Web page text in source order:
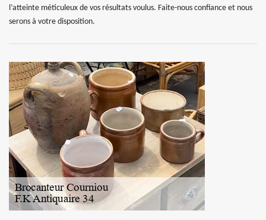
l’atteinte méticuleux de vos résultats voulus. Faite-nous confiance et nous
serons à votre disposition.